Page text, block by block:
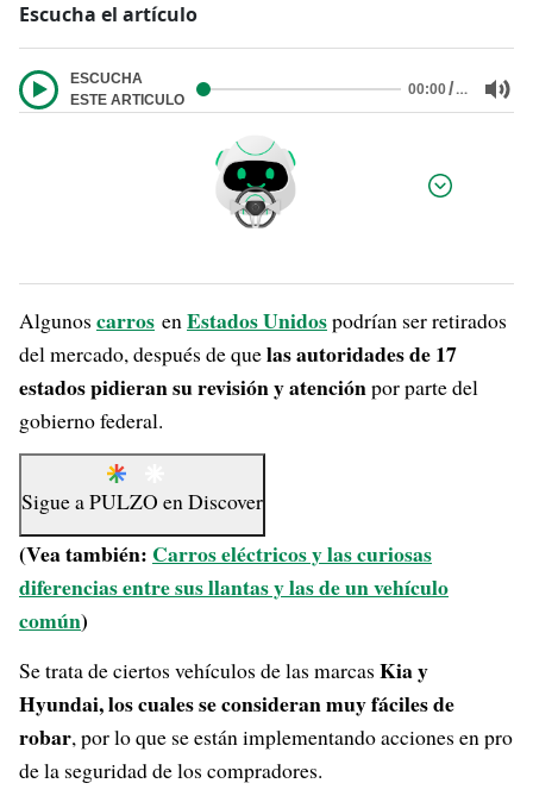
Escucha el artículo
ESCUCHA
ESTE ARTICULO
00:00/…
Por:
Algunos carros enEstados Unidospodrían ser retirados
del mercado, después de quelas autoridades de 17
estados pidieran su revisión y atenciónpor parte del
gobierno federal.
Sigue aPULZO enDiscover
(Vea también: Carros eléctricos y las curiosas
diferencias entre sus llantas y las de un vehículo
común)
Se trata de ciertos vehículos de las marcas Kia y
Hyundai, los cuales se consideran muy fáciles de
robar, por lo que se están implementando acciones en pro
de la seguridad de los compradores.